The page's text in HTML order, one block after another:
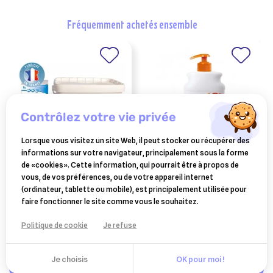
fréquemment achetés ensemble
BIMEDA
neobion lait seau 8 kg
124,40 €
CEVA SANTE ANIMALE
douxo s3 pyo shampooing
200 ml
15,37 €
contrôlez votre vie privée
Lorsque vous visitez un site Web, il peut stocker ou récupérer des
informations sur votre navigateur, principalement sous la forme
de «cookies». Cette information, qui pourrait être à propos de
vous, de vos préférences, ou de votre appareil internet
(ordinateur, tablette ou mobile), est principalement utilisée pour
faire fonctionner le site comme vous le souhaitez.
Politique de cookie Je refuse
Je choisis OK pour moi !